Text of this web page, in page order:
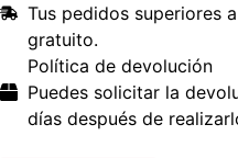
Tus pedidos superiores
gratuito.
Política de devolución
Puedes solicitar la
días después de